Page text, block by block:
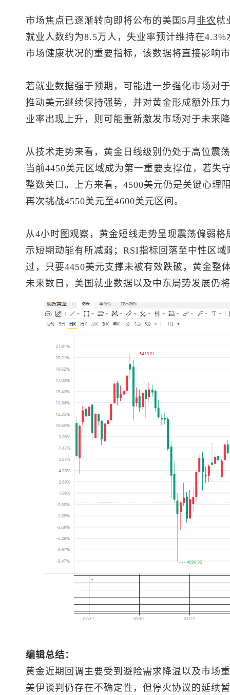
市场焦点已逐渐转向即将公布的美国5月 非农就
就业人数约为8.5万人，失业率预计维持在
市场健康状况的重要指标，该数据将直接影响
若就业数据强于预期，可能进一步强化市场对
推动美元继续保持强势，并对黄金形成额外压
业率出现上升，则可能重新激发市场对于未来
从技术走势来看，黄金日线级别仍处于高位震
当前4450美元区域成为第一重要支撑位，若失
整数关口。上方来看，4500美元仍是关键心理
再次挑战4550美元至4600美元区间。
从4小时图观察，黄金短线走势呈现震荡偏弱
示短期动能有所减弱；RSI指标回落至中性区
过，只要4450美元支撑未被有效跌破，黄金整
未来数日，美国就业数据以及中东局势发展仍
编辑总结：
黄金近期回调主要受到避险需求降温以及市场
美伊谈判仍存在不确定性，但停火协议的延续